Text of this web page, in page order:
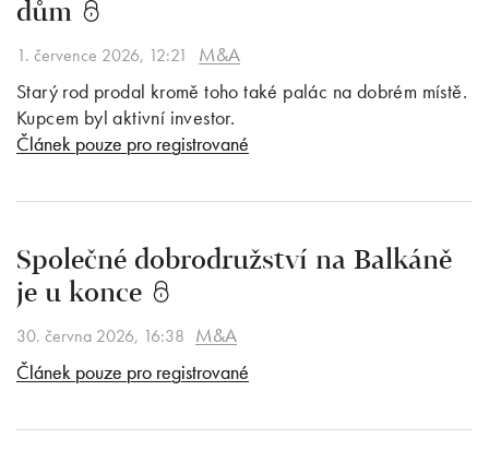
dům
1. července 2026, 12:21
M&A
Starý rod prodal kromě toho také palác na dobrém místě.
Kupcem byl aktivní investor.
Článek pouze pro registrované
Společné dobrodružství na Balkáně
je u konce
30. června 2026, 16:38 M&A
Článek pouze pro registrované